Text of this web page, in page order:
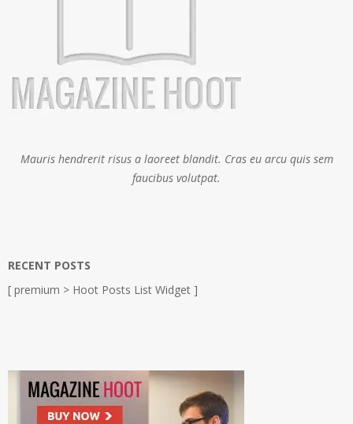
Mauris hendrerit risus a laoreet blandit. Cras eu arcu quis sem
faucibus volutpat.
RECENT POSTS
[ premium > Hoot Posts List Widget ]